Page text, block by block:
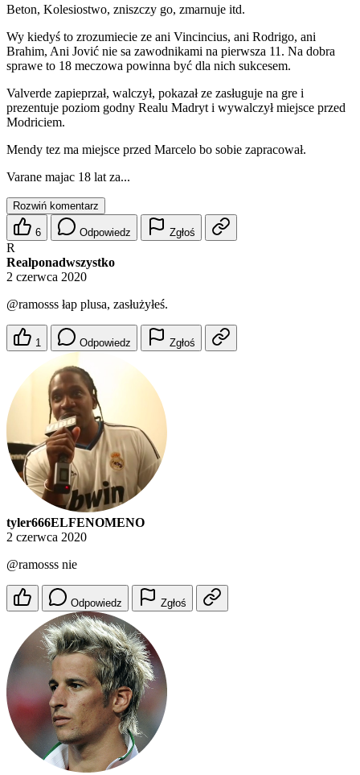
Beton, Kolesiostwo, zniszczy go, zmarnuje itd.
Wy kiedyś to zrozumiecie ze ani Vincincius, ani Rodrigo, ani
Brahim, Ani Jović nie sa zawodnikami na pierwsza 11. Na dobra
sprawe to 18 meczowa powinna być dla nich sukcesem.
Valverde zapieprzał, walczył, pokazał ze zasługuje na gre i
prezentuje poziom godny Realu Madryt i wywalczył miejsce przed
Modriciem.
Mendy tez ma miejsce przed Marcelo bo sobie zapracował.
Varane majac 18 lat za...
Rozwiń komentarz
6 Odpowiedz Zgłoś
R
Realponadwszystko
2 czerwca 2020
@ramosss łap plusa, zasłużyłeś.
1 Odpowiedz Zgłoś
tyler666ELFENOMENO
2 czerwca 2020
@ramosss nie
Odpowiedz Zgłoś